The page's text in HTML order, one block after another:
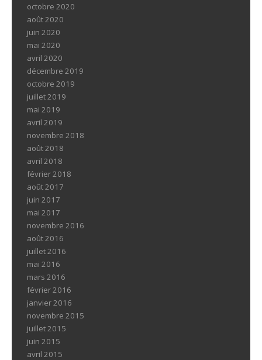
octobre 2020
août 2020
juin 2020
mai 2020
avril 2020
décembre 2019
octobre 2019
juillet 2019
mai 2019
avril 2019
novembre 2018
août 2018
avril 2018
février 2018
août 2017
juin 2017
mai 2017
novembre 2016
août 2016
juillet 2016
mai 2016
mars 2016
février 2016
janvier 2016
novembre 2015
juillet 2015
juin 2015
avril 2015